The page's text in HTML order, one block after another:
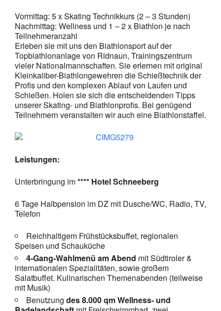
Vormittag: 5 x Skating Technikkurs (2 – 3 Stunden)
Nachmittag: Wellness und 1 – 2 x Biathlon je nach
Teilnehmeranzahl
Erleben sie mit uns den Biathlonsport auf der
Topbiathlonanlage von Ridnaun, Trainingszentrum
vieler Nationalmannschaften. Sie erlernen mit original
Kleinkaliber-Biathlongewehren die Schießtechnik der
Profis und den komplexen Ablauf von Laufen und
Schießen. Holen sie sich die entscheidenden Tipps
unserer Skating- und Biathlonprofis. Bei genügend
Teilnehmern veranstalten wir auch eine Biathlonstaffel.
Leistungen:
Unterbringung im**** Hotel Schneeberg
6 Tage Halbpension im DZ mit Dusche/WC, Radio, TV,
Telefon
Reichhaltigem Frühstücksbuffet, regionalen
Speisen und Schauküche
4-Gang-Wahlmenü am Abend mit Südtiroler &
internationalen Spezialitäten, sowie großem
Salatbuffet. Kulinarischen Themenabenden (teilweise
mit Musik)
Benutzung des 8.000 qm Wellness- und